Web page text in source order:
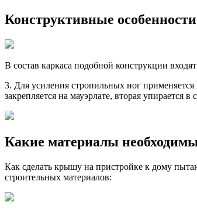
Конструктивные особенности
В состав каркаса подобной конструкции
3. Для усиления стропильных ног
закрепляется на мауэрлате, вторая упирается
Какие материалы
Как сделать крышу на пристройке к дому
строительных материалов: